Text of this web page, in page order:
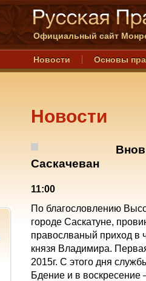
Официальный сайт
Новости Основы
Новости
Саскачеван
11:00
По благословлению
городе Саскатуне,
правослваный приход в
князя Владимира.
2015г. С этого дня
Бдение и в воскресение